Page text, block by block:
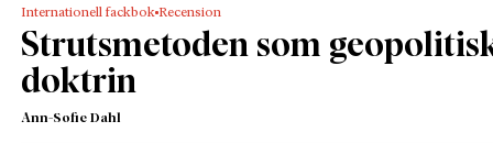
Internationell fackbok Recension
Strutsmetoden som
doktrin
Ann-Sofie Dahl